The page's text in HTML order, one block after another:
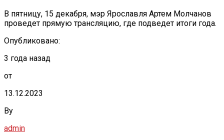
В пятницу, 15 декабря, мэр Ярославля Артем Молчанов
проведет прямую трансляцию, где подведет итоги года.
Опубликовано:
3 года назад
от
13.12.2023
By
admin